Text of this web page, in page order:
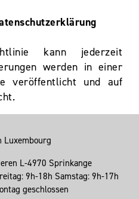
kann jederzeit
werden in einer
veröffentlicht und auf
L-4970 Sprinkange
9h-18h Samstag: 9h-17h
geschlossen